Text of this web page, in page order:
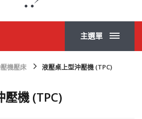
主選單
機壓床 液壓桌上型沖壓機 (TPC)
機 (TPC)